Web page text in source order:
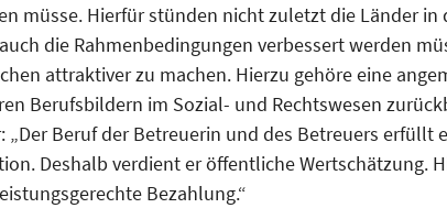
müsse. Hierfür stünden nicht zuletzt die Länder
die Rahmenbedingungen verbessert werden
attraktiver zu machen. Hierzu gehöre eine
Berufsbildern im Sozial- und Rechtswesen
„Der Beruf der Betreuerin und des Betreuers
Deshalb verdient er öffentliche Wertschätzung.
Bezahlung.“